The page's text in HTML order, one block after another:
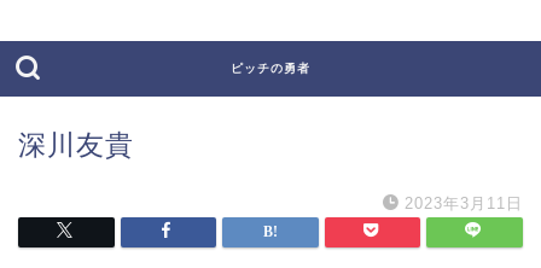
ピッチの勇者
深川友貴
2023年3月11日